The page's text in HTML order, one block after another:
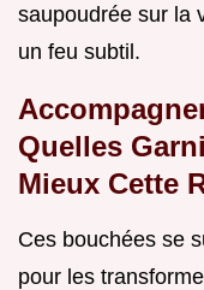
saupoudrée sur la
un feu subtil.
Quelles
Mieux Cette
Ces bouchées se
pour les